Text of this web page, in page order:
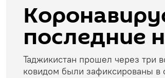
последние
Таджикистан прошел через три
ковидом были зафиксированы в